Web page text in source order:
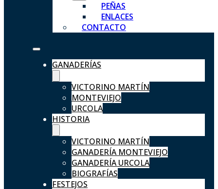
PEÑAS
ENLACES
CONTACTO
GANADERÍAS
VICTORINO MARTÍN
MONTEVIEJO
URCOLA
HISTORIA
VICTORINO MARTÍN
GANADERÍA MONTEVIEJO
GANADERÍA URCOLA
BIOGRAFÍAS
FESTEJOS